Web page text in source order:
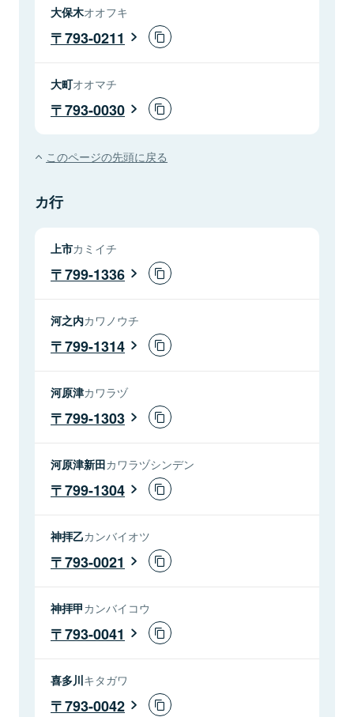
大保木オオフキ
793-0211
大町オオマチ
793-0030
このページの先頭に戻る
カ行
上市カミイチ
799-1336
河之内カワノウチ
799-1314
河原津カワラヅ
799-1303
河原津新田カワラヅシンデン
799-1304
神拝乙カンバイオツ
793-0021
神拝甲カンバイコウ
793-0041
喜多川キタガワ
793-0042